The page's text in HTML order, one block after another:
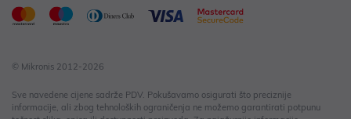
© Mikronis 2012-2026
Sve navedene cijene sadrže PDV. Pokušavamo osigurati što preciznije
informacije, ali zbog tehnoloških ograničenja ne možemo garantirati potpunu